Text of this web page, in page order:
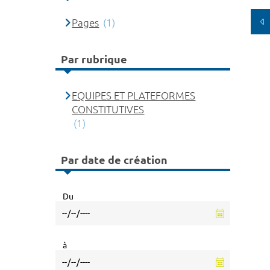
Pages (1)
Par rubrique
EQUIPES ET PLATEFORMES
CONSTITUTIVES
(1)
Par date de création
Du
à